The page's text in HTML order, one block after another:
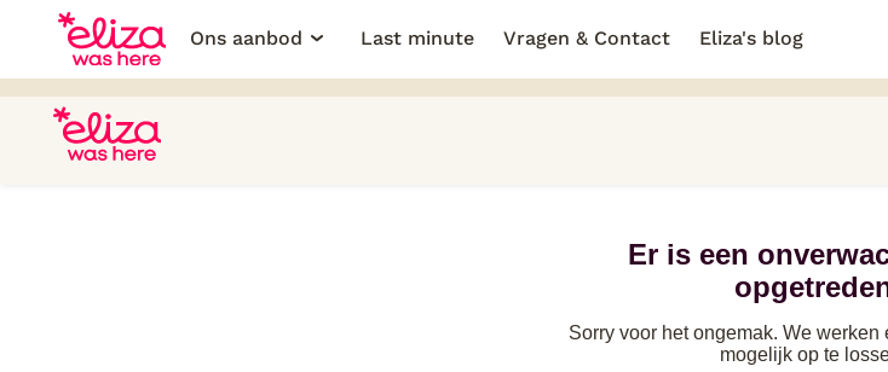
Ons aanbod
Last minute Vragen & Contact Eliza's blog
Er is een
Sorry voor het ongemak. We werken
mogelijk op te